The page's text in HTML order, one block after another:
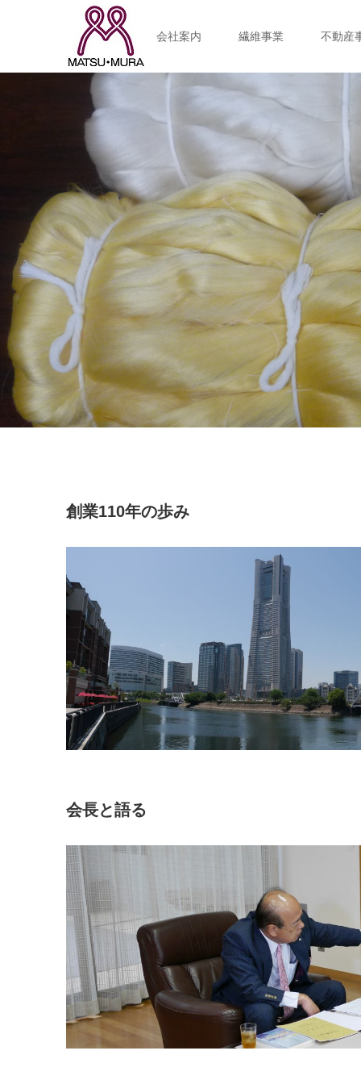
会社案内 繊維事業 不動産
創業110年の歩み
会長と語る